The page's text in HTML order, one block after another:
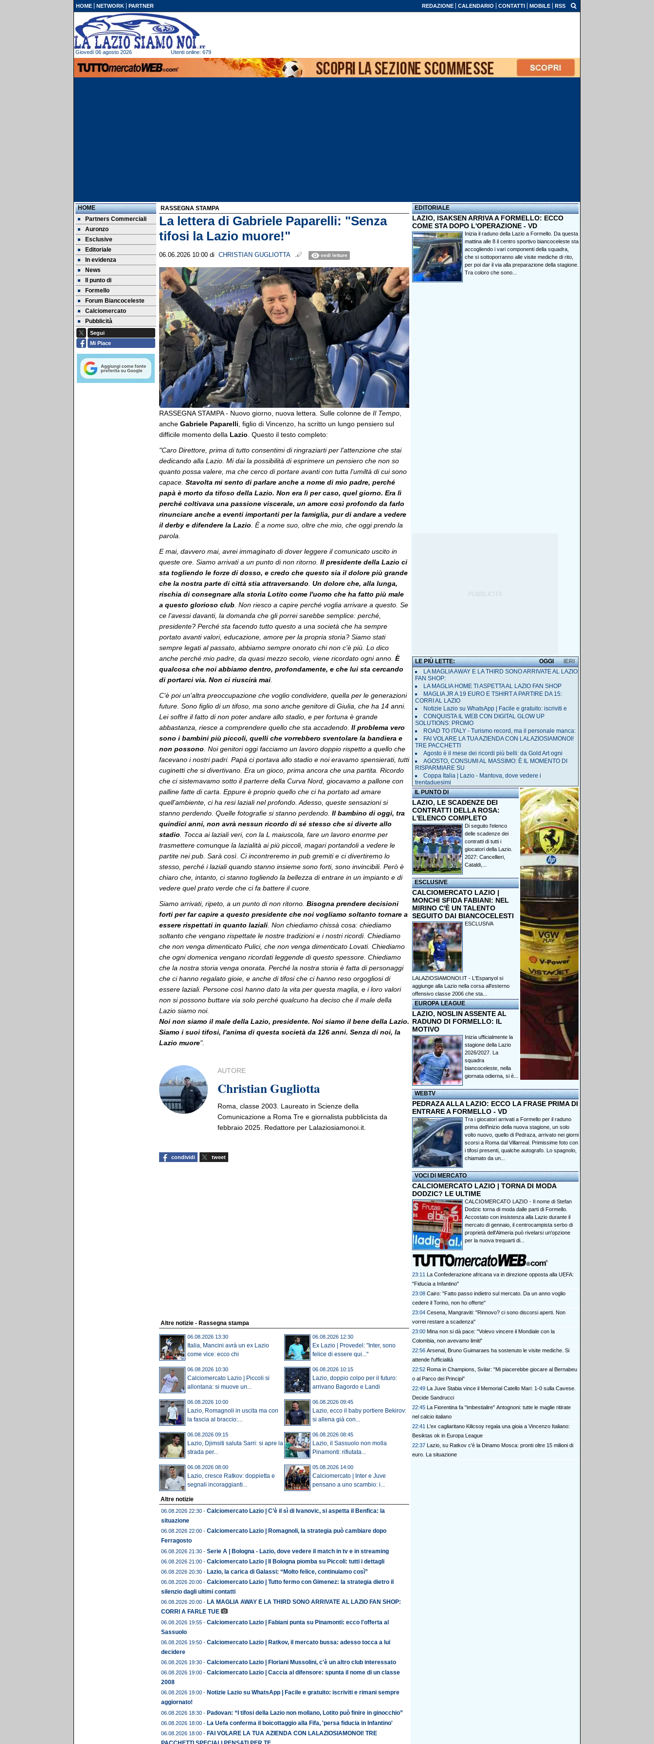
HOME NETWORK PARTNER REDAZIONE CALENDARIO CONTATTI MOBILE RSS
Giovedì 06 agosto 2026 Utenti online: 679
HOME
Partners Commerciali
Auronzo
Esclusive
Editoriale
In evidenza
News
Il punto di
Formello
Forum Biancoceleste
Calciomercato
Pubblicità
Segui
Mi Piace
RASSEGNA STAMPA
La lettera di Gabriele Paparelli: "Senza
tifosi la Lazio muore!"
06.06.2026 10:00 di CHRISTIAN GUGLIOTTA vedi letture
RASSEGNA STAMPA - Nuovo giorno, nuova lettera. Sulle colonne de Il Tempo
anche Gabriele Paparelli , figlio di Vincenzo, ha scritto un lungo pensiero sul
difficile momento della Lazio . Questo il testo completo:
"Caro Direttore, prima di tutto consentimi di ringraziarti per l'attenzione che stai
dedicando alla Lazio. Mi dai la possibilità di esprimere un pensiero che non so
quanto possa valere, ma che cerco di portare avanti con tutta l'umiltà di cui sono
capace. Stavolta mi sento di parlare anche a nome di mio padre, perché
papà è morto da tifoso della Lazio. Non era lì per caso, quel giorno. Era lì
perché coltivava una passione viscerale, un amore così profondo da farlo
rinunciare anche a eventi importanti per la famiglia, pur di andare a vedere
il derby e difendere la Lazio . È a nome suo, oltre che mio, che oggi prendo la
parola.
E mai, davvero mai, avrei immaginato di dover leggere il comunicato uscito in
queste ore. Siamo arrivati a un punto di non ritorno. Il presidente della Lazio ci
sta togliendo le forze di dosso, e credo che questo sia il dolore più grande
che la nostra parte di città stia attraversando Un dolore che, alla lunga,
rischia di consegnare alla storia Lotito come l'uomo che ha fatto più male
a questo glorioso club . Non riesco a capire perché voglia arrivare a questo. Se
ce l'avessi davanti, la domanda che gli porrei sarebbe semplice: perché,
presidente? Perché sta facendo tutto questo a una società che ha sempre
portato avanti valori, educazione, amore per la propria storia? Siamo stati
sempre legati al passato, abbiamo sempre onorato chi non c'è più. Lo dico
anche perché mio padre, da quasi mezzo secolo, viene ricordato ogni anno. È
qualcosa che noi abbiamo dentro, profondamente, e che lui sta cercando
di portarci via. Non ci riuscirà mai
C'è poi un'altra preoccupazione che voglio condividere, quella per le generazioni
future. Sono figlio di un tifoso, ma sono anche genitore di Giulia, che ha 14 anni.
Lei soffre il fatto di non poter andare allo stadio, e per fortuna è grande
abbastanza, riesce a comprendere quello che sta accadendo. Il problema vero
sono i bambini più piccoli, quelli che vorrebbero sventolare la bandiera e
non possono . Noi genitori oggi facciamo un lavoro doppio rispetto a quello che
facevano i nostri padri. Papà ci portava allo stadio e noi eravamo spensierati, tutti
cuginetti che si divertivano. Era un gioco, prima ancora che una partita. Ricordo
che ci sistemavamo sotto il parterre della Curva Nord, giocavamo a pallone con
palline fatte di carta. Eppure è proprio quello che ci ha portato ad amare
quell'ambiente, ci ha resi laziali nel profondo. Adesso, queste sensazioni si
stanno perdendo. Quelle fotografie si stanno perdendo. Il bambino di oggi, tra
quindici anni, non avrà nessun ricordo di sé stesso che si diverte allo
stadio . Tocca ai laziali veri, con la L maiuscola, fare un lavoro enorme per
trasmettere comunque la lazialità ai più piccoli, magari portandoli a vedere le
partite nei pub. Sarà così. Ci incontreremo in pub gremiti e ci divertiremo lo
stesso, perché i laziali quando stanno insieme sono forti, sono invincibili. Però è
chiaro che, intanto, ci stanno togliendo la bellezza di entrare in un impianto e di
vedere quel prato verde che ci fa battere il cuore.
Siamo arrivati, ripeto, a un punto di non ritorno. Bisogna prendere decisioni
forti per far capire a questo presidente che noi vogliamo soltanto tornare a
essere rispettati in quanto laziali . Non chiediamo chissà cosa: chiediamo
soltanto che vengano rispettate le nostre tradizioni e i nostri ricordi. Chiediamo
che non venga dimenticato Pulici, che non venga dimenticato Lovati. Chiediamo
che ogni domenica vengano ricordati leggende di questo spessore. Chiediamo
che la nostra storia venga onorata. Perché la nostra storia è fatta di personaggi
che ci hanno regalato gioie, e anche di tifosi che ci hanno reso orgogliosi di
essere laziali. Persone così hanno dato la vita per questa maglia, e i loro valori
non si possono buttare via solo perché qualcuno ha deciso che il male della
Lazio siamo noi.
Noi non siamo il male della Lazio, presidente. Noi siamo il bene della Lazio.
Siamo i suoi tifosi, l'anima di questa società da 126 anni. Senza di noi, la
Lazio muore".
AUTORE
Christian Gugliotta
Roma, classe 2003. Laureato in Scienze della
Comunicazione a Roma Tre e giornalista pubblicista da
febbraio 2025. Redattore per Lalaziosiamonoi.it.
condividi tweet
Altre notizie - Rassegna stampa
06.08.2026 13:30
Italia, Mancini avrà un ex Lazio
come vice: ecco chi
06.08.2026 12:30
Ex Lazio | Provedel: "Inter, sono
felice di essere qui..."
06.08.2026 10:30
Calciomercato Lazio | Piccoli si
allontana: si muove un...
06.08.2026 10:15
Lazio, doppio colpo per il futuro:
arrivano Bagordo e Landi
06.08.2026 10:00
Lazio, Romagnoli in uscita ma con
la fascia al braccio:...
06.08.2026 09:45
Lazio, ecco il baby portiere Bekirov:
si allena già con...
06.08.2026 09:15
Lazio, Djimsiti saluta Sarri: si apre la
strada per...
06.08.2026 08:45
Lazio, il Sassuolo non molla
Pinamonti: rifiutata...
06.08.2026 08:00
Lazio, cresce Ratkov: doppietta e
segnali incoraggianti...
05.08.2026 14:00
Calciomercato | Inter e Juve
pensano a uno scambio: i...
Altre notizie
06.08.2026 22:30 - Calciomercato Lazio | C’è il sì di Ivanovic, si aspetta il Benfica: la
situazione
06.08.2026 22:00 - Calciomercato Lazio | Romagnoli, la strategia può cambiare dopo
Ferragosto
06.08.2026 21:30 - Serie A | Bologna - Lazio, dove vedere il match in tv e in streaming
06.08.2026 21:00 - Calciomercato Lazio | Il Bologna piomba su Piccoli: tutti i dettagli
06.08.2026 20:30 - Lazio, la carica di Galassi: “Molto felice, continuiamo così”
06.08.2026 20:00 - Calciomercato Lazio | Tutto fermo con Gimenez: la strategia dietro il
silenzio dagli ultimi contatti
06.08.2026 20:00 - LA MAGLIA AWAY E LA THIRD SONO ARRIVATE AL LAZIO FAN SHOP:
CORRI A FARLE TUE
06.08.2026 19:55 - Calciomercato Lazio | Fabiani punta su Pinamonti: ecco l'offerta al
Sassuolo
06.08.2026 19:50 - Calciomercato Lazio | Ratkov, il mercato bussa: adesso tocca a lui
decidere
06.08.2026 19:30 - Calciomercato Lazio | Floriani Mussolini, c'è un altro club interessato
06.08.2026 19:00 - Calciomercato Lazio | Caccia al difensore: spunta il nome di un classe
2008
06.08.2026 19:00 - Notizie Lazio su WhatsApp | Facile e gratuito: iscriviti e rimani sempre
aggiornato!
06.08.2026 18:30 - Padovan: “I tifosi della Lazio non mollano, Lotito può finire in ginocchio”
06.08.2026 18:00 - La Uefa conferma il boicottaggio alla Fifa, 'persa fiducia in Infantino'
06.08.2026 18:00 - FAI VOLARE LA TUA AZIENDA CON LALAZIOSIAMONOI! TRE
EDITORIALE
LAZIO, ISAKSEN ARRIVA A FORMELLO: ECCO
COME STA DOPO L'OPERAZIONE - VD
Inizia il raduno della Lazio a Formello. Da questa
mattina alle 8 il centro sportivo biancoceleste sta
accogliendo i vari componenti della squadra,
che si sottoporranno alle visite mediche di rito,
per poi dar il via alla preparazione della stagione.
Tra coloro che sono...
LE PIÙ LETTE: IERI
OGGI
LA MAGLIA AWAY E LA THIRD SONO ARRIVATE AL LAZIO
FAN SHOP:
LA MAGLIA HOME TI ASPETTA AL LAZIO FAN SHOP
MAGLIA JR A 19 EURO E TSHIRT A PARTIRE DA 15:
CORRI AL LAZIO
Notizie Lazio su WhatsApp | Facile e gratuito: iscriviti e
CONQUISTA IL WEB CON DIGITAL GLOW UP
SOLUTIONS: PROMO
ROAD TO ITALY - Turismo record, ma il personale manca:
FAI VOLARE LA TUA AZIENDA CON LALAZIOSIAMONOI!
TRE PACCHETTI
Agosto è il mese dei ricordi più belli: da Gold Art ogni
AGOSTO, CONSUMI AL MASSIMO: È IL MOMENTO DI
RISPARMIARE SU
Coppa Italia | Lazio - Mantova, dove vedere i
trentaduesimi
IL PUNTO DI
LAZIO, LE SCADENZE DEI
CONTRATTI DELLA ROSA:
L'ELENCO COMPLETO
Di seguito l'elenco
delle scadenze dei
contratti di tutti i
giocatori della Lazio.
2027: Cancellieri,
Cataldi,...
ESCLUSIVE
CALCIOMERCATO LAZIO |
MONCHI SFIDA FABIANI: NEL
MIRINO C'È UN TALENTO
SEGUITO DAI BIANCOCELESTI
ESCLUSIVA
LALAZIOSIAMONOI.IT - L'Espanyol si
aggiunge alla Lazio nella corsa all'esterno
offensivo classe 2006 che sta...
EUROPA LEAGUE
LAZIO, NOSLIN ASSENTE AL
RADUNO DI FORMELLO: IL
MOTIVO
Inizia ufficialmente la
stagione della Lazio
2026/2027. La
squadra
biancoceleste, nella
giornata odierna, si è...
WEBTV
PEDRAZA ALLA LAZIO: ECCO LA FRASE PRIMA DI
ENTRARE A FORMELLO - VD
Tra i giocatori arrivati a Formello per il raduno
prima dell'inizio della nuova stagione, un solo
volto nuovo, quello di Pedraza, arrivato nei giorni
scorsi a Roma dal Villarreal. Primissime foto con
i tifosi presenti, qualche autografo. Lo spagnolo,
chiamato da un...
VOCI DI MERCATO
CALCIOMERCATO LAZIO | TORNA DI MODA
DODZIC? LE ULTIME
CALCIOMERCATO LAZIO - Il nome di Stefan
Dodzic torna di moda dalle parti di Formello.
Accostato con insistenza alla Lazio durante il
mercato di gennaio, il centrocampista serbo di
proprietà dell'Almeria può rivelarsi un'opzione
per la nuova trequarti di...
23:11 La Confederazione africana va in direzione opposta alla UEFA:
"Fiducia a Infantino"
23:08 Cairo: "Fatto passo indietro sul mercato. Da un anno voglio
cedere il Torino, non ho offerte"
23:04 Cesena, Mangraviti: "Rinnovo? ci sono discorsi aperti. Non
vorrei restare a scadenza"
23:00 Mina non si dà pace: "Volevo vincere il Mondiale con la
Colombia, non avevamo limiti"
22:56 Arsenal, Bruno Guimaraes ha sostenuto le visite mediche. Si
attende l'ufficialità
22:52 Roma in Champions, Svilar: "Mi piacerebbe giocare al Bernabeu
o al Parco dei Principi"
22:49 La Juve Stabia vince il Memorial Catello Mari: 1-0 sulla Cavese.
Decide Sandrucci
22:45 La Fiorentina fa "imbestialire" Antognoni: tutte le maglie ritirate
nel calcio italiano
22:41 L'ex cagliaritano Kilicsoy regala una gioia a Vincenzo Italiano:
Besiktas ok in Europa League
22:37 Lazio, su Ratkov c'è la Dinamo Mosca: pronti oltre 15 milioni di
euro. La situazione